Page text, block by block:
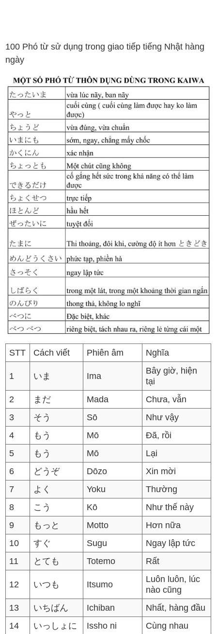
100 Phó từ sử dụng trong giao tiếp tiếng Nhật hàng
ngày
STT Cách viết Phiên âm Nghĩa
1 いま Ima
Bây giờ, hiện
tại
2
まだ Mada
Chưa, vẫn
3
そう Sō
Như vậy
4
もう Mō
Đã, rồi
5
もう Mō
Lại
6
どうぞ Dōzo
Xin mời
7
よく Yoku
Thường
8
こう Kō
Như thế này
9
もっと Motto
Hơn nữa
10
すぐ Sugu
Ngay lập tức
11
とても Totemo Rất
12 いつも Itsumo
Luôn luôn, lúc
nào cũng
13
いちばん Ichiban
Nhất, hàng đầu
14
いっしょに Issho ni Cùng nhau